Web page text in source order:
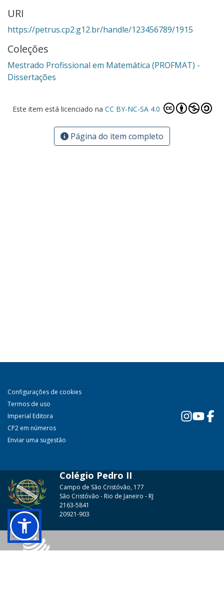
URI
https://petrus.cp2.g12.br/handle/123456789/1915
Coleções
Mestrado Profissional em Matemática (PROFMAT) -
Dissertações
Este item está licenciado na CC BY-NC-SA 4.0
Página do item completo
Configurações de cookies
Termos de uso
Imperial Editora
CP2 em números
Enviar uma sugestão
Colégio Pedro II
Campo de São Cristóvão, 177
São Cristóvão - Rio de Janeiro - RJ
2163-5841
20921-903